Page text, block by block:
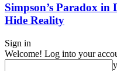
Simpson’s Paradox in
Hide Reality
Sign in
Welcome! Log into your